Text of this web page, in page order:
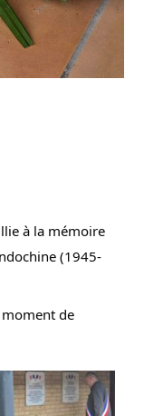
à la mémoire
(1945-
de